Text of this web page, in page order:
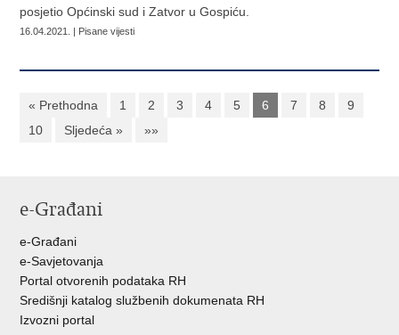
posjetio Općinski sud i Zatvor u Gospiću.
16.04.2021. | Pisane vijesti
« Prethodna 1 2 3 4 5 6 7 8
9
10
Sljedeća » »»
e-Građani
e-Građani
e-Savjetovanja
Portal otvorenih podataka RH
Središnji katalog službenih dokumenata RH
Izvozni portal